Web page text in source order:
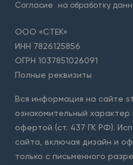
Согласие на обработку
ООО «СТЕК»
ИНН 7826125856
ОГРН 1037851026091
Полные реквизиты
Вся информация на сайте
ознакомительный характер
офертой (ст. 437 ГК РФ).
сайта, включая дизайн и
только с письменного